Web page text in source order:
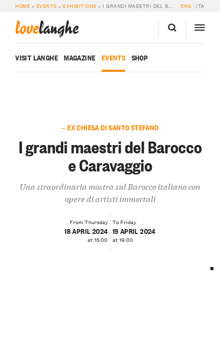
HOME » EVENTS »EXHIBITIONS » I GRANDI MAESTRI DEL BAROCCO E CARAVAGGIO ENG ITA
lovelanghe
VISIT LANGHE MAGAZINE EVENTS SHOP
— EX CHIESA DI SANTO STEFANO
I grandi maestri del Barocco
e Caravaggio
Una straordinaria mostra sul Barocco italiano con
opere di artisti immortali
From Thursday
18 APRIL 2024
at 15:00
To Friday
19 APRIL 2024
at 19:00